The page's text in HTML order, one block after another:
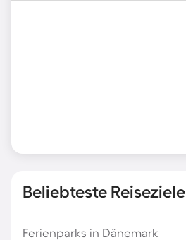
Beliebteste Reiseziele
Ferienparks in Dänemark